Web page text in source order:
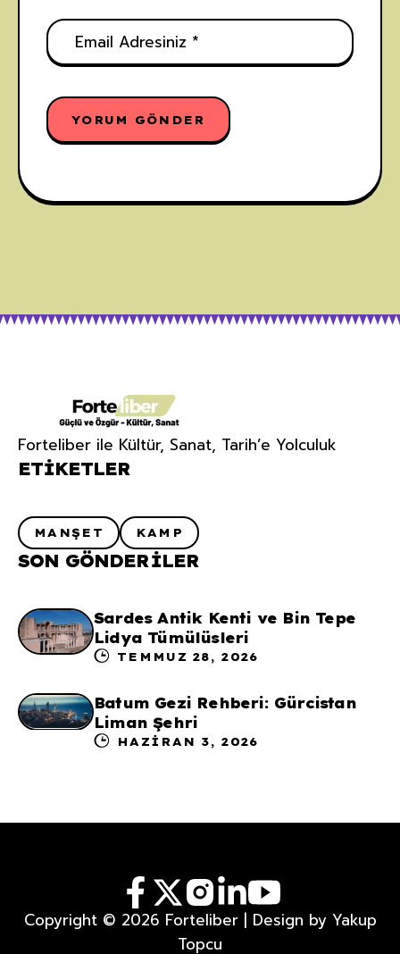
Forteliber ile Kültür, Sanat, Tarih’e Yolculuk
ETIKETLER
MANŞET KAMP
SON GÖNDERILER
Sardes Antik Kenti ve Bin Tepe
Lidya Tümülüsleri
TEMMUZ 28, 2026
Batum Gezi Rehberi: Gürcistan
Liman Şehri
HAZIRAN 3, 2026
Copyright © 2026 Forteliber | Design by Yakup
Topcu